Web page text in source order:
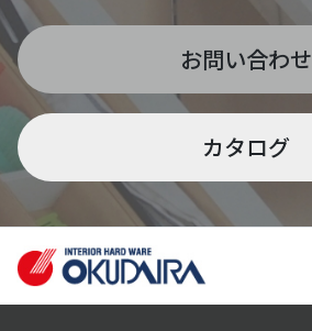
お問い合わせ
カタログ